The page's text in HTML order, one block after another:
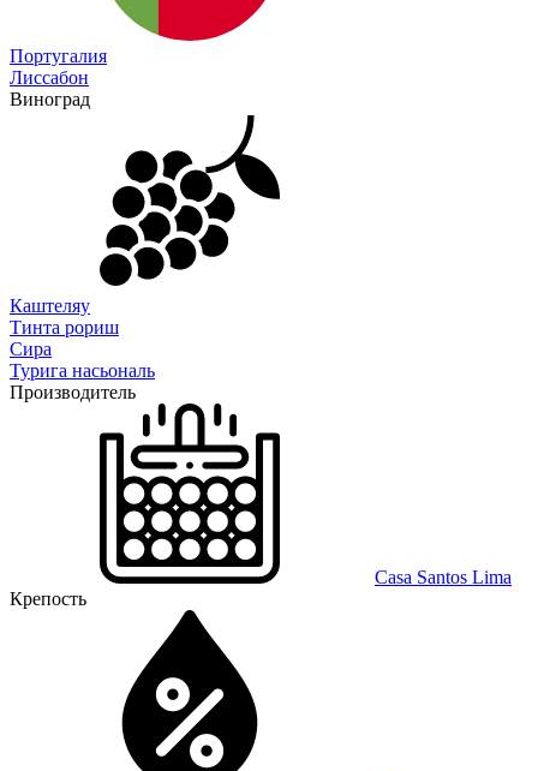
Португалия
Лиссабон
Виноград
Каштеляу
Тинта рориш
Сира
Турига насьональ
Производитель
Casa Santos Lima
Крепость